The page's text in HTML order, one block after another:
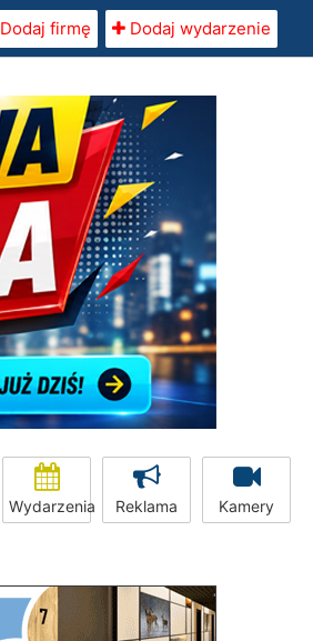
Dodaj firmę Dodaj wydarzenie
Wydarzenia Reklama Kamery